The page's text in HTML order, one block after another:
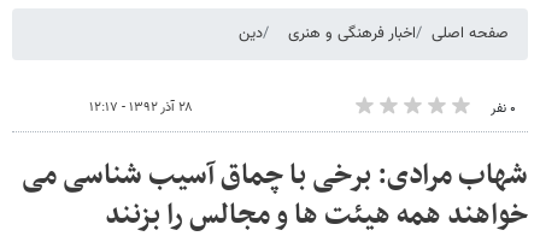
صفحه اصلی اخبار فرهنگی و هنری دین
۰ نفر ۲۸ آذر ۱۳۹۲ - ۱۲:۱۷
شهاب مرادی: برخی با چماق آسیب شناسی می
خواهند همه هیئت ها و مجالس را بزنند